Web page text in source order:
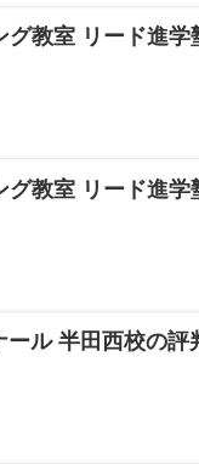
グ教室 リード進
グ教室 リード進
ール 半田西校の